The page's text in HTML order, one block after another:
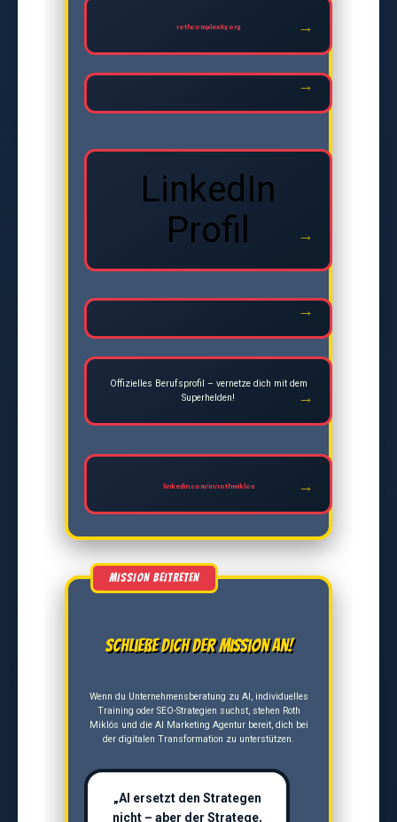
rothcomplexity.org
LinkedIn
Profil
Offizielles Berufsprofil – vernetze dich mit dem
Superhelden!
linkedin.com/in/rothmiklos
Schließe dich der Mission an!
Wenn du Unternehmensberatung zu AI, individuelles
Training oder SEO-Strategien suchst, stehen Roth
Miklós und die AI Marketing Agentur bereit, dich bei
der digitalen Transformation zu unterstützen.
„AI ersetzt den Strategen
nicht – aber der Stratege,